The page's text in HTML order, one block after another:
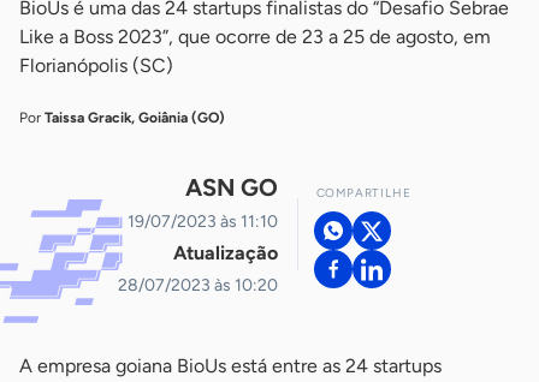
BioUs é uma das 24 startups finalistas do “Desafio Sebrae
Like a Boss 2023”, que ocorre de 23 a 25 de agosto, em
Florianópolis (SC)
Por Taissa Gracik, Goiânia (GO)
ASN GO
19/07/2023 às 11:10
Atualização
28/07/2023 às 10:20
COMPARTILHE
A empresa goiana BioUs está entre as 24 startups